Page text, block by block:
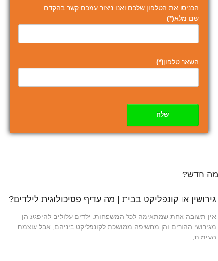
הכניסו את הטלפון שלכם ואנו ניצור עמכם קשר בהקדם
שם מלא(*)
השאר טלפון(*)
שלח
מה חדש?
גירושין או קונפליקט בבית | מה עדיף פסיכולוגית לילדים?
אין תשובה אחת שמתאימה לכל המשפחות. ילדים עלולים להיפגע הן
מגירושי ההורים והן מחשיפה ממושכת לקונפליקט ביניהם, אבל עוצמת
העימות,…